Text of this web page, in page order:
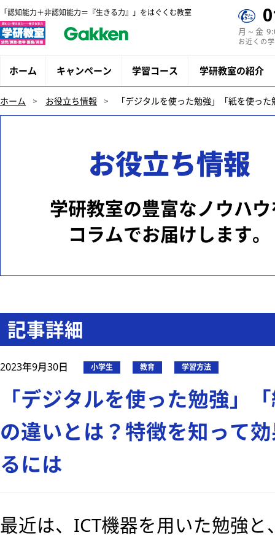
「認知能力＋非認知能力＝『生きる力』」をはぐくむ教室
月～金
お近くの
ホーム キャンペーン 学習コース 学研教室の紹介
ホーム お役立ち情報 「デジタルを使った勉強」「紙を使っ
お役立ち情報
学研教室の豊富なノウハ
コラムでお届けします。
記事詳細
2023年9月30日 小学生 教育 学習方法
「デジタルを使った勉強」
の違いとは？特徴を知って
るには
最近は、ICT機器を用いた勉強